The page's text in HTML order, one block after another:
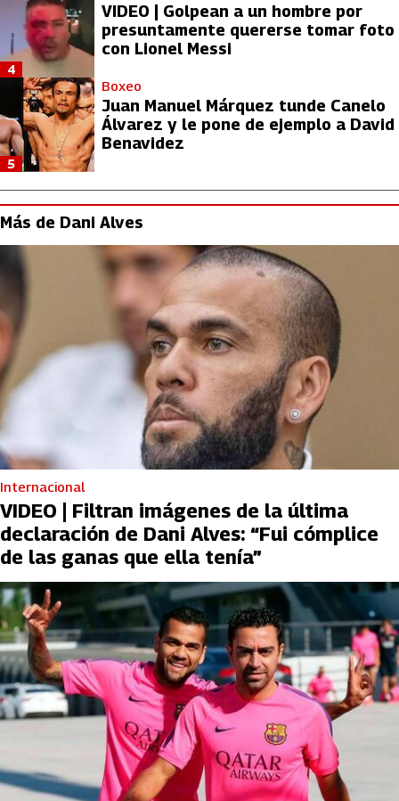
VIDEO | Golpean a un hombre por
presuntamente quererse tomar foto
con Lionel Messi
4
Boxeo
Juan Manuel Márquez tunde Canelo
Álvarez y le pone de ejemplo a David
Benavidez
5
Más de Dani Alves
Internacional
VIDEO | Filtran imágenes de la última
declaración de Dani Alves: “Fui cómplice
de las ganas que ella tenía”